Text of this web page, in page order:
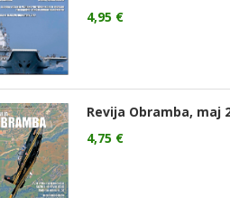
4,95 €
Revija Obramba, maj
4,75 €